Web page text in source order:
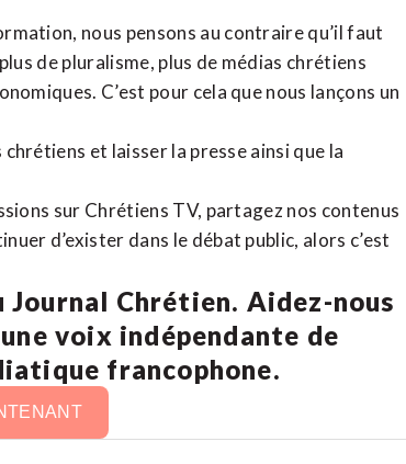
nous pensons au contraire qu’il faut
de pluralisme, plus de médias chrétiens
C’est pour cela que nous lançons un
et laisser la presse ainsi que la
sur Chrétiens TV, partagez nos contenus
d’exister dans le débat public, alors c’est
Chrétien. Aidez-nous
voix indépendante de
francophone.